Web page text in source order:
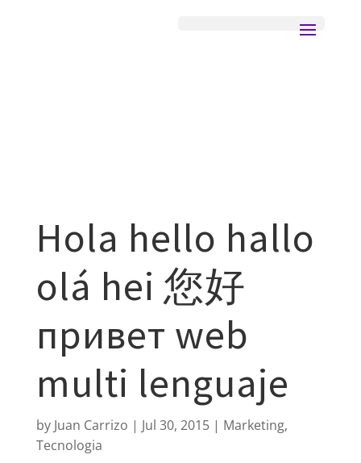
Hola hello hallo
olá hei 您好
привет web
multi lenguaje
by Juan Carrizo Jul 30, 2015 Marketing,
Tecnologia